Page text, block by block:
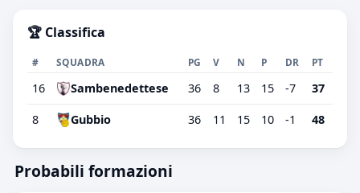
🏆 Classifica
# SQUADRA PG V N P DR PT
16 Sambenedettese 36 8 13 15 -7 37
8 Gubbio 36 11 15 10 -1 48
Probabili formazioni